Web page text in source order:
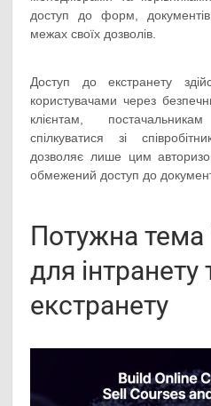
доступ до форм, документів
межах своїх дозволів.
Доступ до екстранету
користувачами через
клієнтам,
спілкуватися зі
дозволяє лише цим
обмежений доступ до
Потужна тема
для інтранету
екстранету